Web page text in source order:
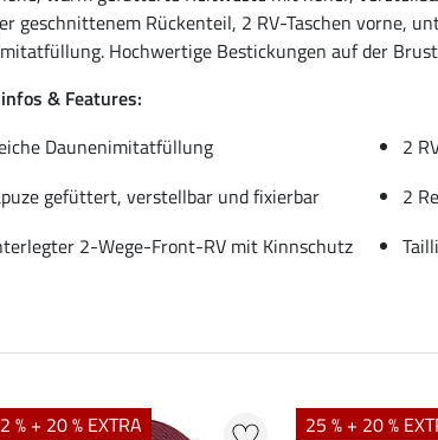
geschnittenem Rückenteil, 2 RV-Taschen vorne,
Hochwertige Bestickungen auf der
& Features:
Daunenimitatfüllung
2
gefüttert, verstellbar und fixierbar
2
2-Wege-Front-RV mit Kinnschutz
% + 20 % EXTRA 25 % + 20 %